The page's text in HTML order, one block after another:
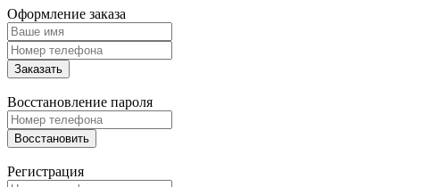
Оформление заказа
Заказать
Восстановление пароля
Восстановить
Регистрация